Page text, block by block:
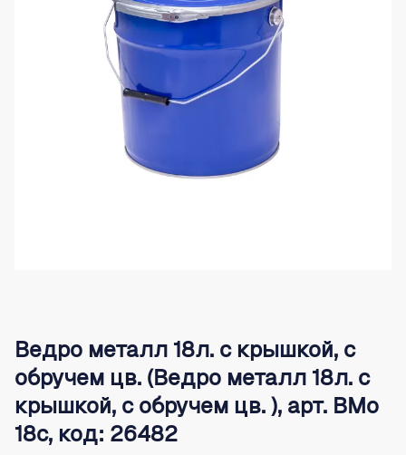
Ведро металл 18л. с крышкой, с
обручем цв. (Ведро металл 18л. с
крышкой, с обручем цв. ), арт. ВМо
18с, код: 26482